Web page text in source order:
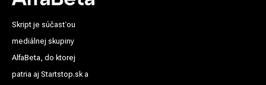
Skript je súčasťou
mediálnej skupiny
AlfaBeta, do ktorej
patria aj Startstop.sk a